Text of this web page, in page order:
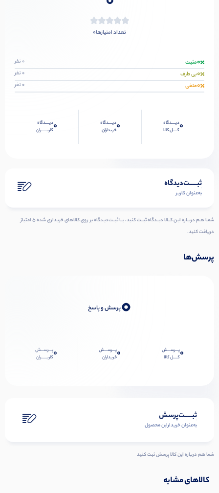
تعداد امتیازها0
0مثبت 0 نفر
0بی طرف 0 نفر
0منفی 0 نفر
0دیــــدگاه
کــــل کالا
0دیــــدگاه
خریداران
0دیــــدگاه
کاربـــــران
ثبـــــت‌دیدگاه
به‌عنوان کاربر
شمـا هـم دربـاره ایـن کــالا دیــدگاه ثبــت کنید، بــا ثبــت‌دیـدگاه بر روی کالاهای خریداری شده ۵ امتیاز
دریافت کنید.
پرسش‌ها
0پرسش و پاسخ
0پـــرســـش
کــــل کالا
0پـــرســـش
خریداران
0پـــرســـش
کاربـــــران
ثبـــــت‌پرسش
به‌عنوان ‌خریدار‌این‌ محصول
شما هم درباره این کالا پرسش ثبت کنید
کالاهای مشابه